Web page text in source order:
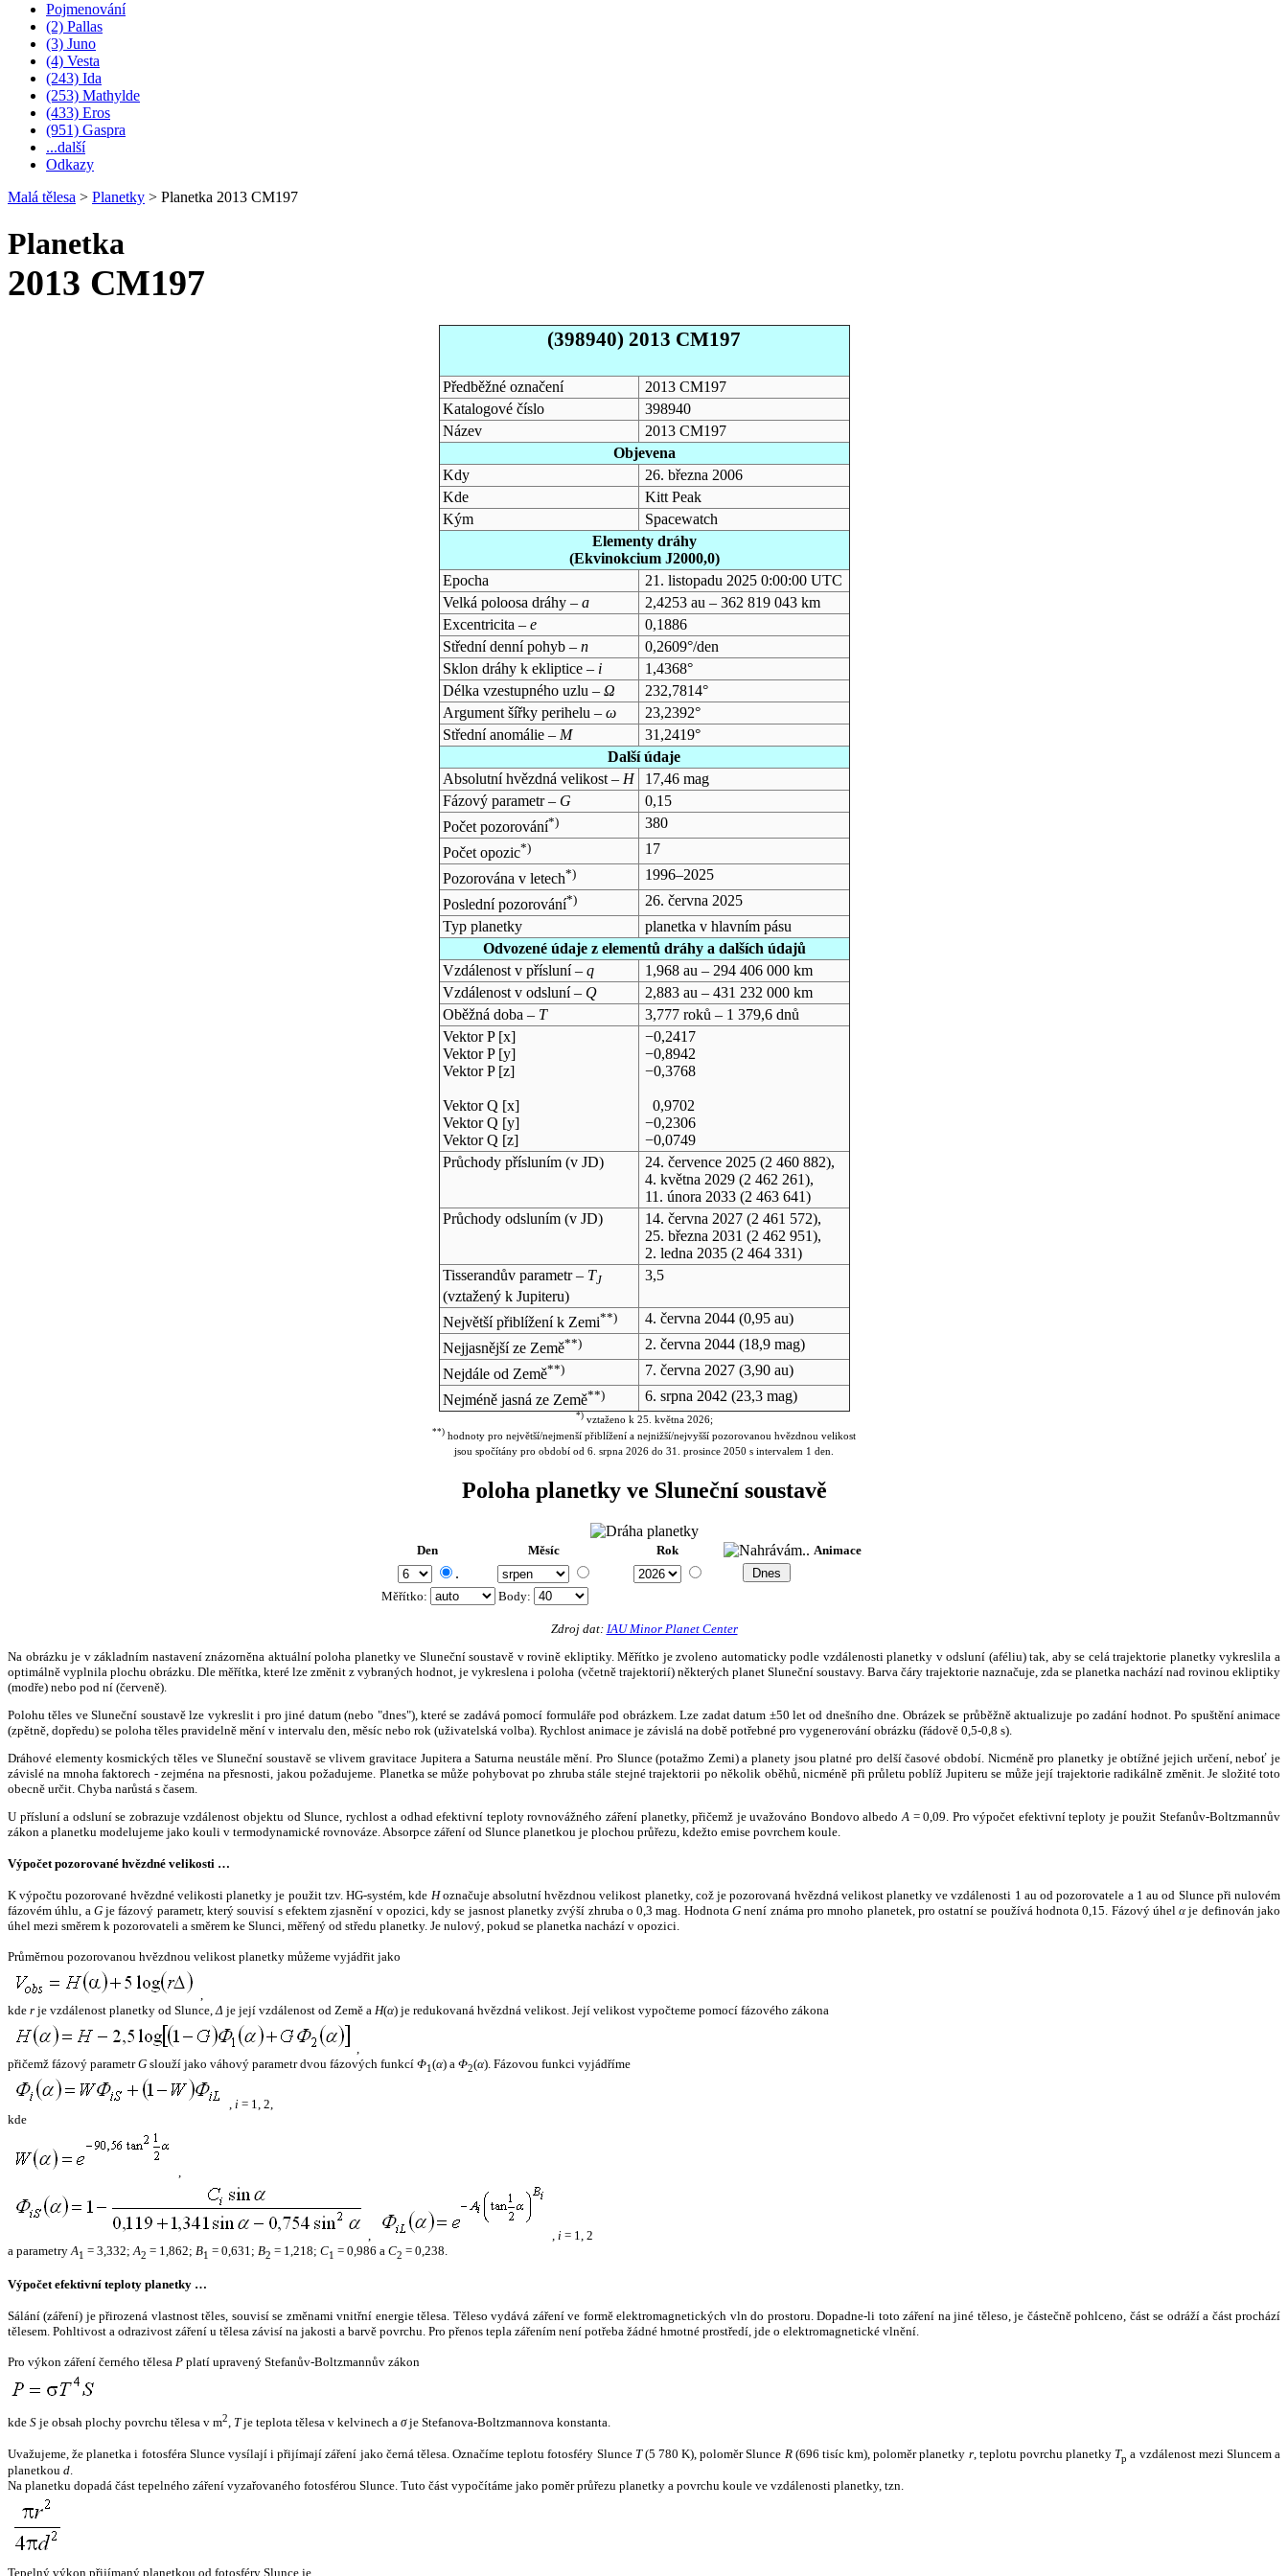
Pojmenování
(2) Pallas
(3) Juno
(4) Vesta
(243) Ida
(253) Mathylde
(433) Eros
(951) Gaspra
...další
Odkazy
Malá tělesa > Planetky > Planetka 2013 CM197
Planetka
2013 CM197
(398940) 2013 CM197
Předběžné označení
2013 CM197
Katalogové číslo
398940
Název
2013 CM197
Objevena
Kdy
26. března 2006
Kde
Kitt Peak
Kým
Spacewatch
Elementy dráhy
(Ekvinokcium J2000,0)
Epocha
21. listopadu 2025 0:00:00 UTC
Velká poloosa dráhy – a
2,4253 au – 362 819 043 km
Excentricita – e
0,1886
Střední denní pohyb – n
0,2609°/den
Sklon dráhy k ekliptice – i
1,4368°
Délka vzestupného uzlu – Ω
232,7814°
Argument šířky perihelu – ω
23,2392°
Střední anomálie – M
31,2419°
Další údaje
Absolutní hvězdná velikost – H
17,46 mag
Fázový parametr – G
0,15
Počet pozorování*)
380
Počet opozic*)
17
Pozorována v letech*)
1996–2025
Poslední pozorování*)
26. června 2025
Typ planetky
planetka v hlavním pásu
Odvozené údaje z elementů dráhy a dalších údajů
Vzdálenost v přísluní – q
1,968 au – 294 406 000 km
Vzdálenost v odsluní – Q
2,883 au – 431 232 000 km
Oběžná doba – T
3,777 roků – 1 379,6 dnů
Vektor P [x]
Vektor P [y]
Vektor P [z]
Vektor Q [x]
Vektor Q [y]
Vektor Q [z]
−0,2417
−0,8942
−0,3768
0,9702
−0,2306
−0,0749
Průchody přísluním (v JD) 24. července 2025(2 460 882),
4. května 2029(2 462 261),
11. února 2033(2 463 641)
Průchody odsluním (v JD) 14. června 2027(2 461 572),
25. března 2031 (2 462 951),
2. ledna 2035(2 464 331)
Tisserandův parametr – TJ
(vztažený k Jupiteru)
3,5
Největší přiblížení k Zemi**) 4. června 2044(0,95 au)
Nejjasnější ze Země**) 2. června 2044(18,9 mag)
Nejdále od Země**) 7. června 2027(3,90 au)
Nejméně jasná ze Země**) 6. srpna 2042 (23,3 mag)
*)vztaženo k 25. května 2026;
**) hodnoty pro největší/nejmenší přiblížení a nejnižší/nejvyšší pozorovanou hvězdnou velikost
jsou spočítány pro období od 6. srpna 2026 do 31. prosince 2050 s intervalem 1 den.
Poloha planetky ve Sluneční soustavě
Den Měsíc Rok Animace
.
Měřítko: Body:
Zdroj dat: IAU Minor Planet Center
Na obrázku je v základním nastavení znázorněna aktuální poloha planetky ve Sluneční soustavě v rovině ekliptiky. Měřítko je zvoleno automaticky podle vzdálenosti planetky v odsluní (aféliu) tak, aby se celá trajektorie planetky vykreslila a
optimálně vyplnila plochu obrázku. Dle měřítka, které lze změnit z vybraných hodnot, je vykreslena i poloha (včetně trajektorií) některých planet Sluneční soustavy. Barva čáry trajektorie naznačuje, zda se planetka nachází nad rovinou ekliptiky
(modře) nebo pod ní (červeně).
Polohu těles ve Sluneční soustavě lze vykreslit i pro jiné datum (nebo "dnes"), které se zadává pomocí formuláře pod obrázkem. Lze zadat datum ±50 let od dnešního dne. Obrázek se průběžně aktualizuje po zadání hodnot. Po spuštění animace
(zpětně, dopředu) se poloha těles pravidelně mění v intervalu den, měsíc nebo rok (uživatelská volba). Rychlost animace je závislá na době potřebné pro vygenerování obrázku (řádově 0,5-0,8 s).
Dráhové elementy kosmických těles ve Sluneční soustavě se vlivem gravitace Jupitera a Saturna neustále mění. Pro Slunce (potažmo Zemi) a planety jsou platné pro delší časové období. Nicméně pro planetky je obtížné jejich určení, neboť je
závislé na mnoha faktorech - zejména na přesnosti, jakou požadujeme. Planetka se může pohybovat po zhruba stále stejné trajektorii po několik oběhů, nicméně při průletu poblíž Jupiteru se může její trajektorie radikálně změnit. Je složité toto
obecně určit. Chyba narůstá s časem.
U přísluní a odsluní se zobrazuje vzdálenost objektu od Slunce, rychlost a odhad efektivní teploty rovnovážného záření planetky, přičemž je uvažováno Bondovo albedo A = 0,09. Pro výpočet efektivní teploty je použit Stefanův-Boltzmannův
zákon a planetku modelujeme jako kouli v termodynamické rovnováze. Absorpce záření od Slunce planetkou je plochou průřezu, kdežto emise povrchem koule.
Výpočet pozorované hvězdné velikosti …
K výpočtu pozorované hvězdné velikosti planetky je použit tzv. HG-systém, kde Hoznačuje absolutní hvězdnou velikost planetky, což je pozorovaná hvězdná velikost planetky ve vzdálenosti 1 au od pozorovatele a 1 au od Slunce při nulovém
fázovém úhlu, a Gje fázový parametr, který souvisí s efektem zjasnění v opozici, kdy se jasnost planetky zvýší zhruba o 0,3 mag. HodnotaG není známa pro mnoho planetek, pro ostatní se používá hodnota 0,15. Fázový úhelα je definován jako
úhel mezi směrem k pozorovateli a směrem ke Slunci, měřený od středu planetky. Je nulový, pokud se planetka nachází v opozici.
Průměrnou pozorovanou hvězdnou velikost planetky můžeme vyjádřit jako
,
kde r je vzdálenost planetky od Slunce,Δ je její vzdálenost od Země a H(α) je redukovaná hvězdná velikost. Její velikost vypočteme pomocí fázového zákona
,
přičemž fázový parametrG slouží jako váhový parametr dvou fázových funkcí Φ1(α) a Φ2(α). Fázovou funkci vyjádříme
, i = 1, 2,
kde
,
, , i = 1, 2
a parametryA1 = 3,332;A2 = 1,862; B1 = 0,631; B2 = 1,218; C1 = 0,986 a C2 = 0,238.
Výpočet efektivní teploty planetky …
Sálání (záření) je přirozená vlastnost těles, souvisí se změnami vnitřní energie tělesa. Těleso vydává záření ve formě elektromagnetických vln do prostoru. Dopadne-li toto záření na jiné těleso, je částečně pohlceno, část se odráží a část prochází
tělesem. Pohltivost a odrazivost záření u tělesa závisí na jakosti a barvě povrchu. Pro přenos tepla zářením není potřeba žádné hmotné prostředí, jde o elektromagnetické vlnění.
Pro výkon záření černého tělesa P platí upravený Stefanův-Boltzmannův zákon
kde S je obsah plochy povrchu tělesa v m2, Tje teplota tělesa v kelvinech a σje Stefanova-Boltzmannova konstanta.
Uvažujeme, že planetka i fotosféra Slunce vysílají i přijímají záření jako černá tělesa. Označíme teplotu fotosféry Slunce T(5 780 K), poloměr Slunce R(696 tisíc km), poloměr planetky r, teplotu povrchu planetky Tp a vzdálenost mezi Sluncem a
planetkou d.
Na planetku dopadá část tepelného záření vyzařovaného fotosférou Slunce. Tuto část vypočítáme jako poměr průřezu planetky a povrchu koule ve vzdálenosti planetky, tzn.
Tepelný výkon přijímaný planetkou od fotosféry Slunce je